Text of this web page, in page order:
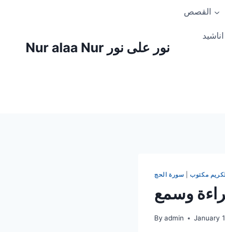
Nur alaa Nur نور على نور
القصص
مكتوب| سورة الحج
وسمع
By admin January